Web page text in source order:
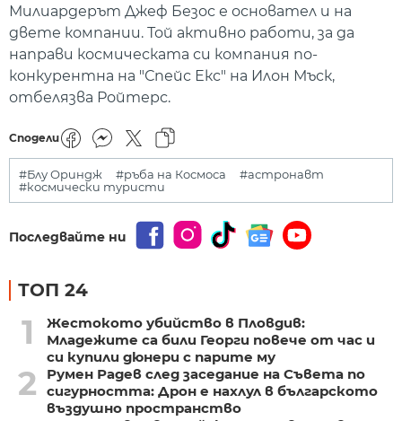
Милиардерът Джеф Безос е основател и на
двете компании. Той активно работи, за да
направи космическата си компания по-
конкурентна на "Спейс Екс" на Илон Мъск,
отбелязва Ройтерс.
Сподели
#Блу Ориндж #ръба на Космоса
#астронавт
#космически туристи
Последвайте ни
ТОП 24
1
Жестокото убийство в Пловдив:
Младежите са били Георги повече от час и
си купили дюнери с парите му
2
Румен Радев след заседание на Съвета по
сигурността: Дрон е нахлул в българското
въздушно пространство